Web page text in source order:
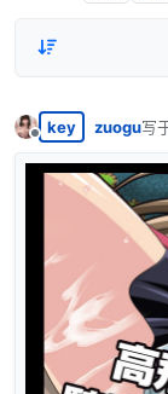
离线
key zuogu写
最